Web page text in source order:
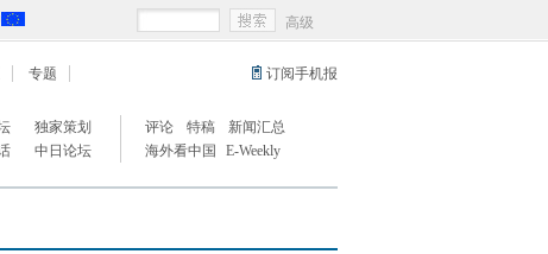
高级
订阅手机报
专题
独家策划
中日论坛
评论 特稿
新闻汇总
海外看中国
E-Weekly